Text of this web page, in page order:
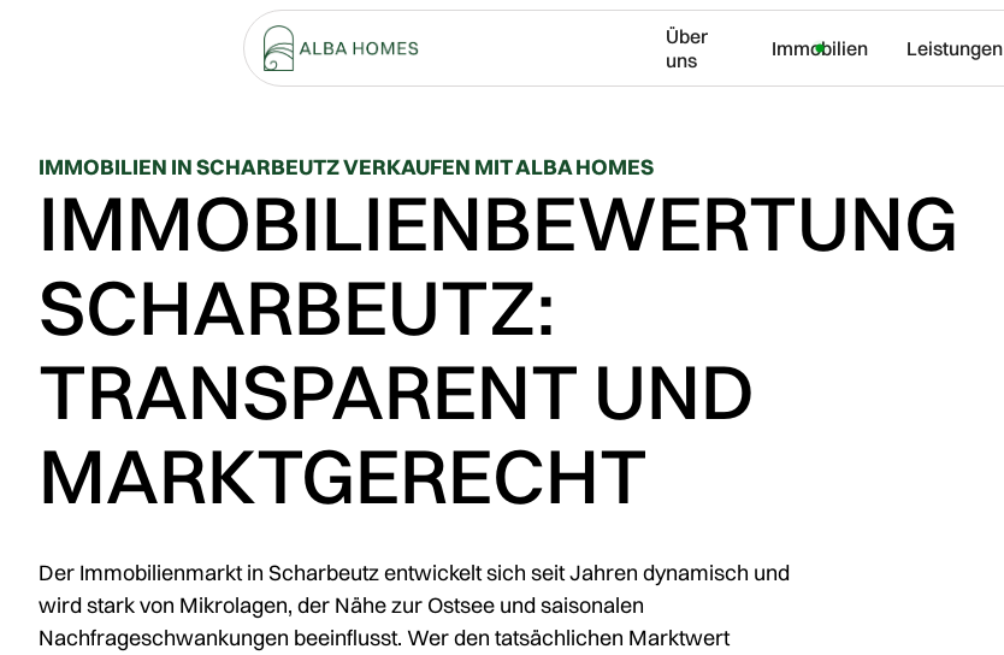
Über
uns
Immobilien Leistungen
IMMOBILIEN IN SCHARBEUTZ VERKAUFEN MIT ALBA HOMES
IMMOBILIENBEWERTUNG
SCHARBEUTZ:
TRANSPARENT UND
MARKTGERECHT
Der Immobilienmarkt in Scharbeutz entwickelt sich seit Jahren dynamisch und
wird stark von Mikrolagen, der Nähe zur Ostsee und saisonalen
Nachfrageschwankungen beeinflusst. Wer den tatsächlichen Marktwert